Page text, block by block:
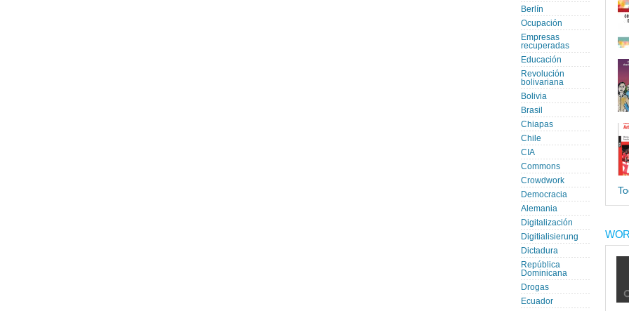
Berlín
Ocupación
Empresas
recuperadas
Educación
Revolución
bolivariana
Bolivia
Brasil
Chiapas
Chile
CIA
Commons
Crowdwork
Democracia
Alemania
Digitalización
Digitialisierung
Dictadura
República
Dominicana
Drogas
Ecuador